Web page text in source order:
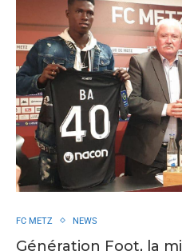
FC METZ NEWS
Génération Foot, la